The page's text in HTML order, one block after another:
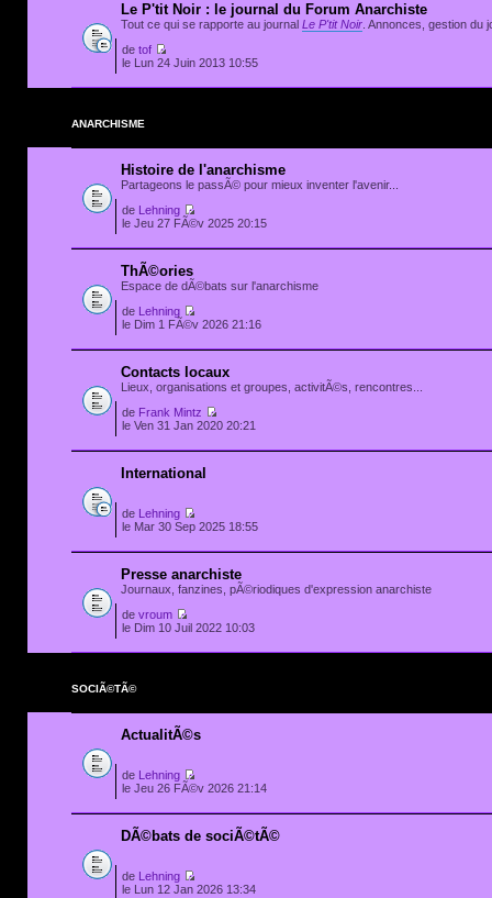
Le P'tit Noir : le journal du Forum Anarchiste
Tout ce qui se rapporte au journal Le P'tit Noir . Annonces, gestion du
de tof
le Lun 24 Juin 2013 10:55
ANARCHISME
Histoire de l'anarchisme
Partageons le passÃ© pour mieux inventer l'avenir...
de
Lehning
le Jeu 27 FÃ©v 2025 20:15
ThÃ©ories
Espace de dÃ©bats sur l'anarchisme
de
Lehning
le Dim 1 FÃ©v 2026 21:16
Contacts locaux
Lieux, organisations et groupes, activitÃ©s, rencontres...
de Frank Mintz
le Ven 31 Jan 2020 20:21
International
de
Lehning
le Mar 30 Sep 2025 18:55
Presse anarchiste
Journaux, fanzines, pÃ©riodiques d'expression anarchiste
de vroum
le Dim 10 Juil 2022 10:03
SOCIÃ©TÃ©
ActualitÃ©s
de
Lehning
le Jeu 26 FÃ©v 2026 21:14
DÃ©bats de sociÃ©tÃ©
de
Lehning
le Lun 12 Jan 2026 13:34